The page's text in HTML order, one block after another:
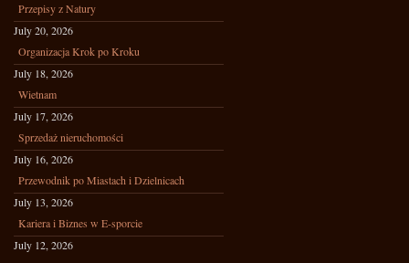
Przepisy z Natury
July 20, 2026
Organizacja Krok po Kroku
July 18, 2026
Wietnam
July 17, 2026
Sprzedaż nieruchomości
July 16, 2026
Przewodnik po Miastach i Dzielnicach
July 13, 2026
Kariera i Biznes w E-sporcie
July 12, 2026